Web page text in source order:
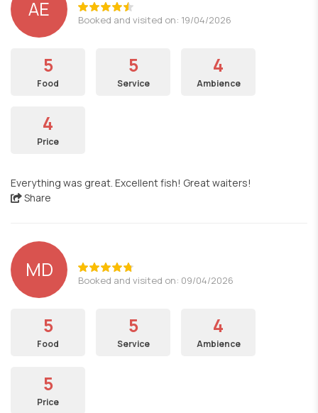
AE Booked and visited on: 19/04/2026
5
Food
5
Service
4
Ambience
4
Price
Everything was great. Excellent fish! Great waiters!
Share
MD Booked and visited on: 09/04/2026
5
Food
5
Service
4
Ambience
5
Price